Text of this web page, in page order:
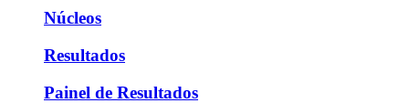
Núcleos
Resultados
Painel de Resultados